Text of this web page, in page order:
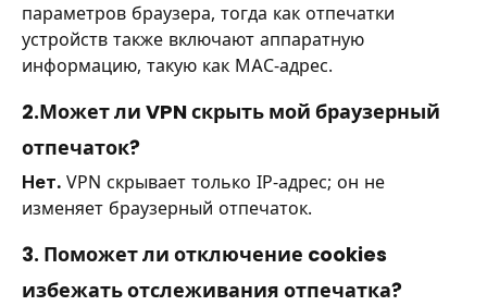
параметров браузера, тогда как отпечатки
устройств также включают аппаратную
информацию, такую как MAC-адрес.
2.Может ли VPN скрыть мой браузерный
отпечаток?
Нет. VPN скрывает только IP-адрес; он не
изменяет браузерный отпечаток.
3. Поможет ли отключение cookies
избежать отслеживания отпечатка?